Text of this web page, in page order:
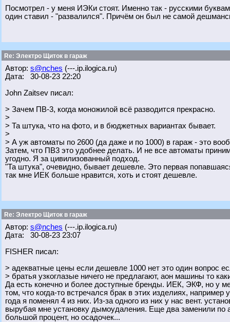
Посмотрел - у меня ИЭКи стоят. Именно так - русскими
один ставил - "развалился". Причём он был не самой
Re: Электро Щиток в гараж
Автор: s@nches (---.ip.ilogica.ru)
Дата: 30-08-23 22:20
John Zaitsev писал:
> Зачем ПВ-3, когда моножилой всё разводится прекрасно.
>
> Та штука, что на фото, и в бюджетных вариантах бывает.
>
> А уж автоматы по 2600 (да даже и по 1000) в гараж - это
Затем, что ПВ3 это удобнее делать. И не все автоматы
угодно. Я за цивилизованный подход.
"Та штука", очевидно, бывает дешевле. Это первая
так мне ИЕК больше нравится, хоть и стоят дешевле.
Re: Электро Щиток в гараж
Автор: s@nches (---.ip.ilogica.ru)
Дата: 30-08-23 23:07
FISHER писал:
> адекватные цены если дешевле 1000 нет это один вопрос
> братья узкоглазые ничего не предлагают, аон машины то
Да есть конечно и более доступные бренды. ИЕК, ЭКФ, но у
том, что когда-то встречался брак в этих изделиях,
года я поменял 4 из них. Из-за одного из них у нас вент.
вырубая мне установку дымоудаления. Еще два заменили по
большой процент, но осадочек...